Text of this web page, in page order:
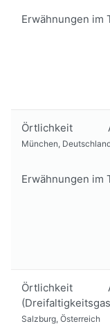
Erwähnungen im
Örtlichkeit
München,
Erwähnungen im
Örtlichkeit
Salzburg, Österreich